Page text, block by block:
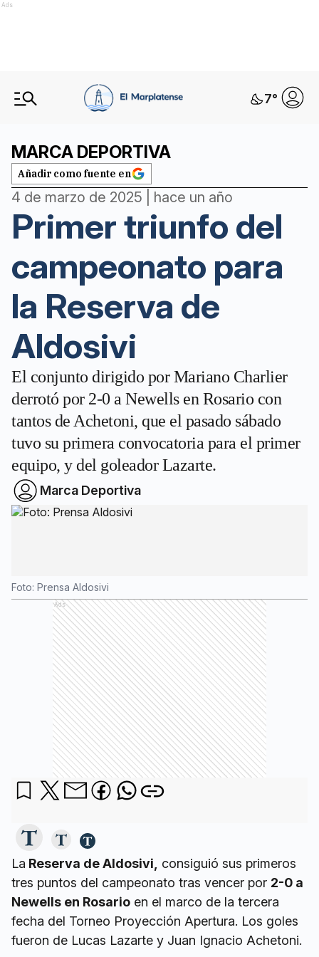
Ads
7°
MARCA DEPORTIVA
Añadir como fuente en
4 de marzo de 2025 | hace un año
Primer triunfo del
campeonato para
la Reserva de
Aldosivi
El conjunto dirigido por Mariano Charlier
derrotó por 2-0 a Newells en Rosario con
tantos de Achetoni, que el pasado sábado
tuvo su primera convocatoria para el primer
equipo, y del goleador Lazarte.
Marca Deportiva
Foto: Prensa Aldosivi
Ads
La Reserva de Aldosivi,
consiguió sus primeros
tres puntos del campeonato tras vencer por 2-0 a
Newells en Rosario en el marco de la tercera
fecha del Torneo Proyección Apertura. Los goles
fueron de Lucas Lazarte y Juan Ignacio Achetoni.